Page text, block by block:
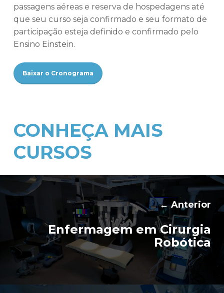
passagens aéreas e reserva de hospedagens até
que seu curso seja confirmado e seu formato de
participação esteja definido e confirmado pelo
Ensino Einstein.
Baixar o Cronograma
CONHEÇA MAIS
CURSOS
← Anterior
Enfermagem em Cirurgia
Robótica